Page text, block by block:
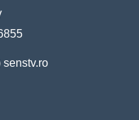
senstv.ro